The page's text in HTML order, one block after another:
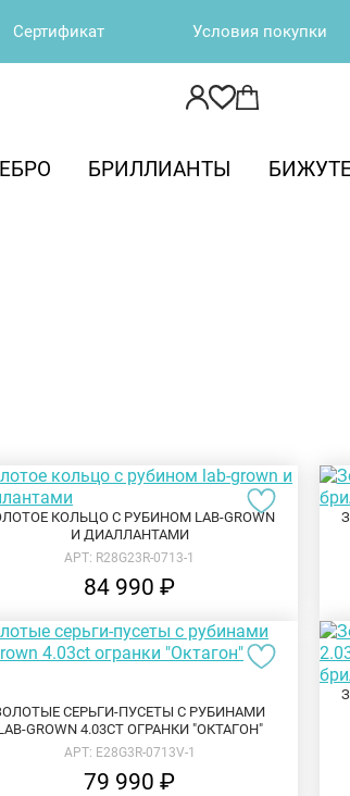
Сертификат Условия покупки
БРИЛЛИАНТЫ
КОЛЬЦО С РУБИНОМ LAB-GROWN
И ДИАЛЛАНТАМИ
АРТ: R28G23R-0713-1
84 990 ₽
СЕРЬГИ-ПУСЕТЫ С РУБИНАМИ
GROWN 4.03CT ОГРАНКИ "ОКТАГОН"
АРТ: E28G3R-0713V-1
79 990 ₽